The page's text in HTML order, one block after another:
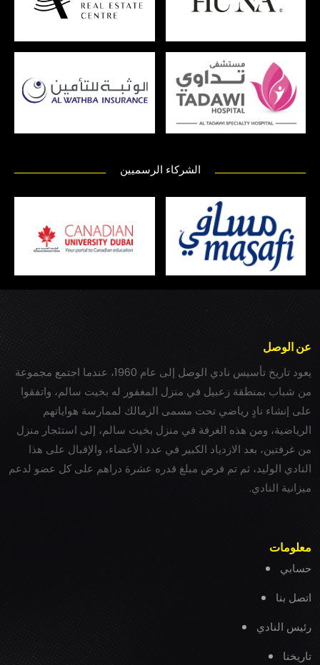
الشركاء الرسميين
عن الوصل
يعود تاريخ تأسيس نادي الوصل إلى عام 1960، عندما اجتمع مجموعة
من شباب بمنطقة زعبيل في منزل المغفور له بخيت سالم، واتفقوا
على إنشاء نادٍ رياضي تحت مسمى الزمالك لممارسة هواياتهم
الرياضية، ومن هذه الغرفة في منزل بخيت سالم، إلى استئجار منزل
من غرفتين، بعد الازدياد الكبير في عدد الأعضاء، والإقبال على هذا
النادي الوليد، ثم تم فرض مبلغ قدره عشرة دراهم على كل عضو لدعم
ميزانية النادي.
معلومات
حسابي
اتصل بنا
رئيس النادي
تاريخنا